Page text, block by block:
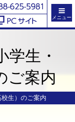
メニュー
生・
ご案内
生）のご案内